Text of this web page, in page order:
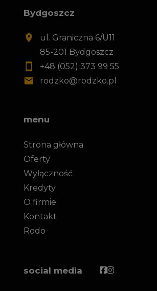
Bydgoszcz
ul. Graniczna 6/U11
85-201 Bydgoszcz
+48 (052) 373 99 55
rodzko@rodzko.pl
menu
Strona główna
Oferty
Wyłączność
Kredyty
O firmie
Kontakt
Rodo
social media Facebook
Facebook